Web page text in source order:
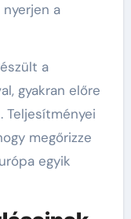
a
a
gyakran előre
Teljesítményei
megőrizze
egyik